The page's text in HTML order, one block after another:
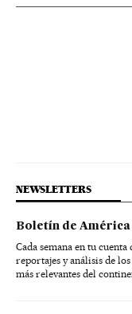
NEWSLETTERS
Boletín de América
Cada semana en tu
reportajes y análisis de
más relevantes del